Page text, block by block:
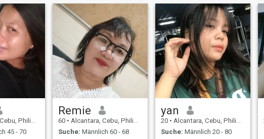
Philippinen
45 - 70
Remie
60 • Alcantara, Cebu, Philippinen
Suche: Männlich 60 - 68
yan
20 • Alcantara, Cebu, Philippinen
Suche: Männlich 20 - 80